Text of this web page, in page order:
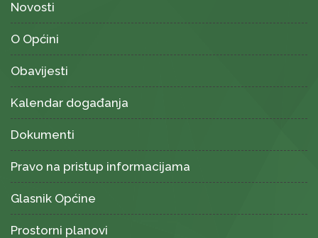
Novosti
O Općini
Obavijesti
Kalendar događanja
Dokumenti
Pravo na pristup informacijama
Glasnik Općine
Prostorni planovi